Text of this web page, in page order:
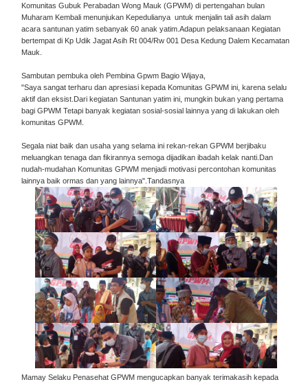
Komunitas Gubuk Perabadan Wong Mauk (GPWM) di pertengahan bulan
Muharam Kembali menunjukan Kepedulianya untuk menjalin tali asih dalam
acara santunan yatim sebanyak 60 anak yatim.Adapun pelaksanaan Kegiatan
bertempat di Kp Udik Jagat Asih Rt 004/Rw 001 Desa Kedung Dalem Kecamatan
Mauk.
Sambutan pembuka oleh Pembina Gpwm Bagio Wijaya,
"Saya sangat terharu dan apresiasi kepada Komunitas GPWM ini, karena selalu
aktif dan eksist.Dari kegiatan Santunan yatim ini, mungkin bukan yang pertama
bagi GPWM Tetapi banyak kegiatan sosial-sosial lainnya yang di lakukan oleh
komunitas GPWM.
Segala niat baik dan usaha yang selama ini rekan-rekan GPWM berjibaku
meluangkan tenaga dan fikirannya semoga dijadikan ibadah kelak nanti.Dan
nudah-mudahan Komunitas GPWM menjadi motivasi percontohan komunitas
lainnya baik ormas dan yang lainnya".Tandasnya
Mamay Selaku Penasehat GPWM mengucapkan banyak terimakasih kepada